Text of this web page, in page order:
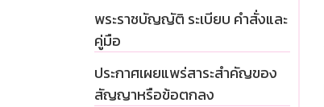
พระราชบัญญัติ ระเบียบ คำสั่งและ
คู่มือ
ประกาศเผยแพร่สาระสำคัญของ
สัญญาหรือข้อตกลง